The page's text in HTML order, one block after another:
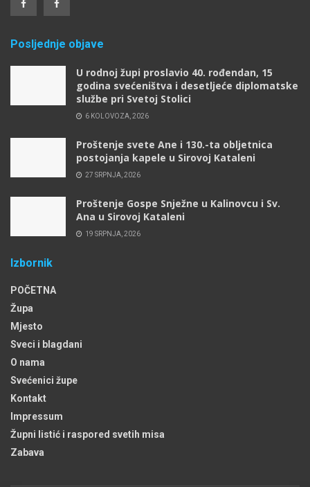
Posljednje objave
U rodnoj župi proslavio 40. rođendan, 15
godina svećeništva i desetljeće diplomatske
službe pri Svetoj Stolici
6 KOLOVOZA, 2026
Proštenje svete Ane i 130.-ta obljetnica
postojanja kapele u Sirovoj Kataleni
27 SRPNJA, 2026
Proštenje Gospe Snježne u Kalinovcu i Sv.
Ana u Sirovoj Kataleni
19 SRPNJA, 2026
Izbornik
POČETNA
Župa
Mjesto
Sveci i blagdani
O nama
Svećenici župe
Kontakt
Impressum
Župni listić i raspored svetih misa
Zabava